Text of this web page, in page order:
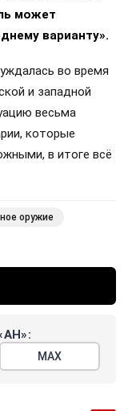
может
варианту».
во время
и западной
весьма
которые
в итоге всё
оружие
МАХ